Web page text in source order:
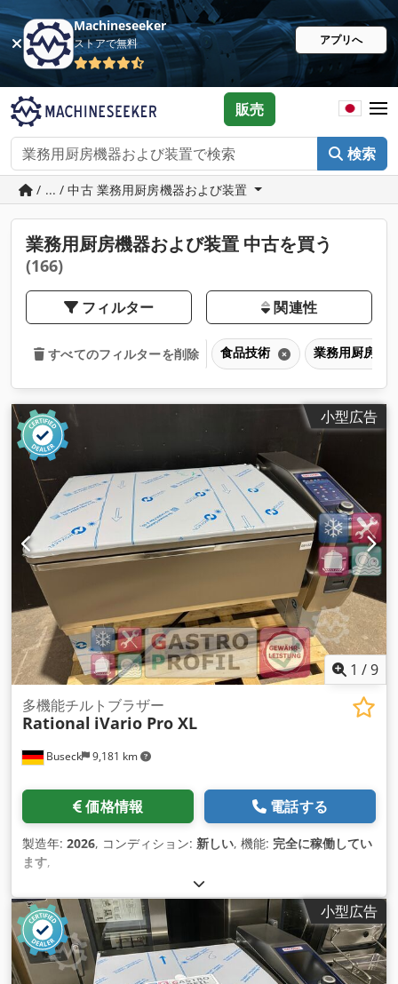
Machineseeker
ストアで無料 アプリへ
検索
販売
/ ... / 中古 業務用厨房機器および装置
業務用厨房機器および装置 中古を買う
(166)
フィルター 関連性
すべてのフィルターを削除 食品技術 業務用厨房機
小型広告
1 /9
Buseck 9,181 km
多機能チルトブラザー
Rational iVario Pro XL
価格情報 電話する
製造年: 2026, コンディション: 新しい, 機能: 完全に稼働してい
ます,
小型広告